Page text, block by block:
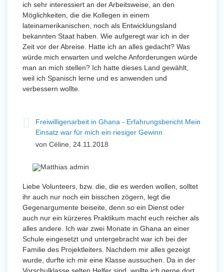
ich sehr interessiert an der Arbeitsweise, an den
Möglichkeiten, die die Kollegen in einem
lateinamerikanischen, noch als Entwicklungsland
bekannten Staat haben. Wie aufgeregt war ich in der
Zeit vor der Abreise. Hatte ich an alles gedacht? Was
würde mich erwarten und welche Anforderungen würde
man an mich stellen? Ich hatte dieses Land gewählt,
weil ich Spanisch lerne und es anwenden und
verbessern wollte.
Freiwilligenarbeit in Ghana - Erfahrungsbericht Mein
Einsatz war für mich ein riesiger Gewinn
von Céline, 24.11.2018
Liebe Volunteers, bzw. die, die es werden wollen, solltet
ihr auch nur noch ein bisschen zögern, legt die
Gegenargumente beiseite, denn so ein Dienst oder
auch nur ein kürzeres Praktikum macht euch reicher als
alles andere. Ich war zwei Monate in Ghana an einer
Schule eingesetzt und untergebracht war ich bei der
Familie des Projektleiters. Nachdem mir alles gezeigt
wurde, durfte ich mir eine Klasse aussuchen. Da in der